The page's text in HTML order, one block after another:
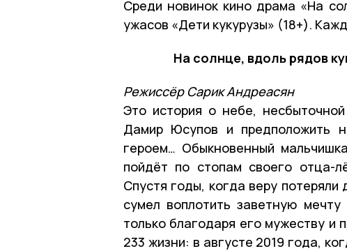
Среди новинок кино драма «На
ужасов «Дети кукурузы» (18+).
На солнце, вдоль рядов
Режиссёр Сарик Андреасян
Это история о небе,
Дамир Юсупов и предположить
героем… Обыкновенный
пойдёт по стопам своего отца-
Спустя годы, когда веру
сумел воплотить заветную
только благодаря его мужеству
233 жизни: в августе 2019 года,